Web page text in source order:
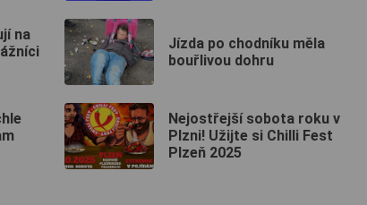
na
Jízda po chodníku měla
bouřlivou dohru
Nejostřejší sobota roku v
Plzni! Užijte si Chilli Fest
Plzeň 2025